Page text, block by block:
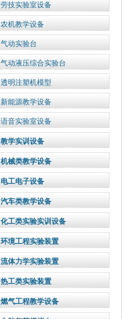
劳技实验室设备
农机教学设备
气动实验台
气动液压综合实验台
透明注塑机模型
新能源教学设备
语音实验室设备
教学实训设备
机械类教学设备
电工电子设备
汽车类教学设备
化工类实验实训设备
环境工程实验装置
流体力学实验装置
热工类实验装置
燃气工程教学设备